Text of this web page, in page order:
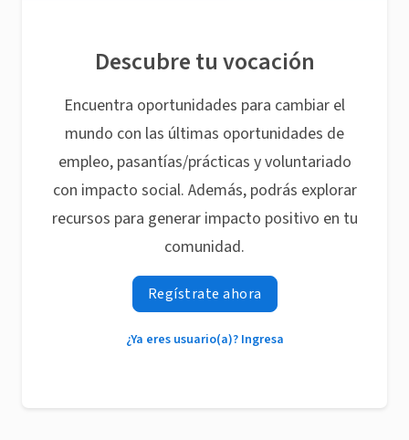
Descubre tu vocación
Encuentra oportunidades para cambiar el
mundo con las últimas oportunidades de
empleo, pasantías/prácticas y voluntariado
con impacto social. Además, podrás explorar
recursos para generar impacto positivo en tu
comunidad.
Regístrate ahora
¿Ya eres usuario(a)? Ingresa